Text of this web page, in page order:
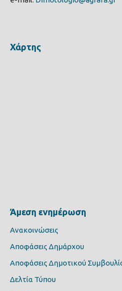
Χάρτης
Άμεση ενημέρωση
Ανακοινώσεις
Αποφάσεις Δημάρχου
Αποφάσεις Δημοτικού
Δελτία Τύπου